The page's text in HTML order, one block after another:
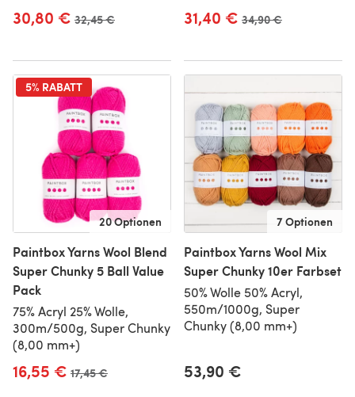
30,80 € Alter Preis
32,45 € 31,40 € Alter Preis
34,90 €
5% RABATT
20 Optionen
Paintbox Yarns Wool Blend
Super Chunky 5 Ball Value
Pack
75% Acryl 25% Wolle,
300m/500g, Super Chunky
(8,00 mm+)
16,55 € Alter Preis
17,45 €
7 Optionen
Paintbox Yarns Wool Mix
Super Chunky 10er Farbset
50% Wolle 50% Acryl,
550m/1000g, Super
Chunky (8,00 mm+)
53,90 €